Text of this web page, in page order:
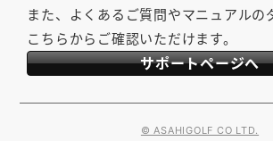
また、よくあるご質問やマニュアルの
こちらからご確認いただけます。
サポートページへ
© ASAHIGOLF CO LTD.